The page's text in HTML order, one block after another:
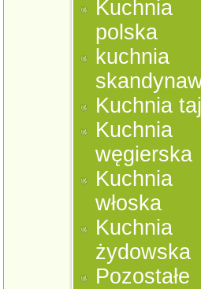
Kuchnia
polska
kuchnia
Kuchnia
Kuchnia
węgierska
Kuchnia
włoska
Kuchnia
żydowska
Pozostałe